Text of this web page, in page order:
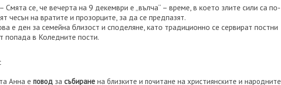
– Смята се, че вечерта на 9 декември е „вълча“ – време, в което злите сили са по-
чесън на вратите и прозорците, за да се предпазят.
е ден за семейна близост и споделяне, като традиционно се сервират постни
попада в Коледните пости.
Анна е повод за събиране на близките и почитане на християнските и народните